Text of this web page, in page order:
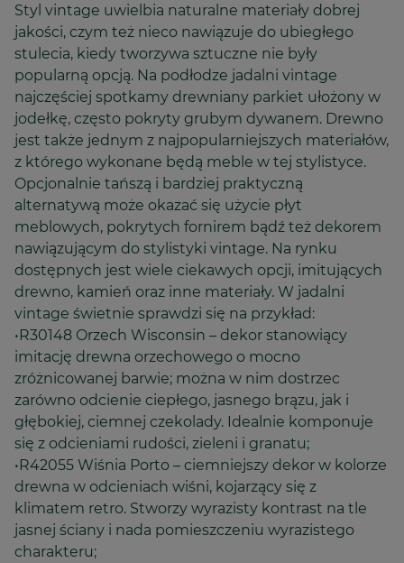
Styl vintage uwielbia naturalne materiały dobrej
jakości, czym też nieco nawiązuje do ubiegłego
stulecia, kiedy tworzywa sztuczne nie były
popularną opcją. Na podłodze jadalni vintage
najczęściej spotkamy drewniany parkiet ułożony w
jodełkę, często pokryty grubym dywanem. Drewno
jest także jednym z najpopularniejszych materiałów,
z którego wykonane będą meble w tej stylistyce.
Opcjonalnie tańszą i bardziej praktyczną
alternatywą może okazać się użycie płyt
meblowych, pokrytych fornirem bądź też dekorem
nawiązującym do stylistyki vintage. Na rynku
dostępnych jest wiele ciekawych opcji, imitujących
drewno, kamień oraz inne materiały. W jadalni
vintage świetnie sprawdzi się na przykład:
•R30148 Orzech Wisconsin – dekor stanowiący
imitację drewna orzechowego o mocno
zróżnicowanej barwie; można w nim dostrzec
zarówno odcienie ciepłego, jasnego brązu, jak i
głębokiej, ciemnej czekolady. Idealnie komponuje
się z odcieniami rudości, zieleni i granatu;
•R42055 Wiśnia Porto – ciemniejszy dekor w kolorze
drewna w odcieniach wiśni, kojarzący się z
klimatem retro. Stworzy wyrazisty kontrast na tle
jasnej ściany i nada pomieszczeniu wyrazistego
charakteru;